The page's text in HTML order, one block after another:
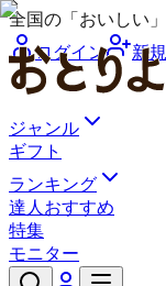
全国の「おいしい
ログイン
新
ジャンル
ギフト
ランキング
達人おすすめ
特集
モニター